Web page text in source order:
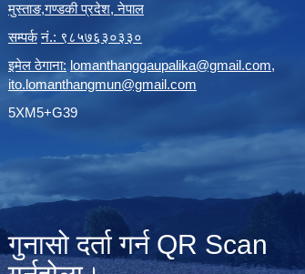
मुस्ताङ,गण्डकी प्रदेश,नेपाल
सम्पर्क नं.: ९८५७६३०३३०
इमेल ठेगाना: lomanthanggaupalika@gmail.com,
ito.lomanthangmun@gmail.com
5XM5+G39
गुनासो दर्ता गर्न QR Scan